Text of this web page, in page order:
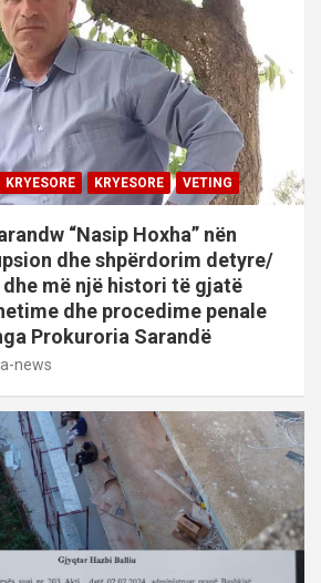
KRYESORE KRYESORE VETING
“Nasip Hoxha” nën
dhe shpërdorim detyre/
më një histori të gjatë
dhe procedime penale
Prokuroria Sarandë
news